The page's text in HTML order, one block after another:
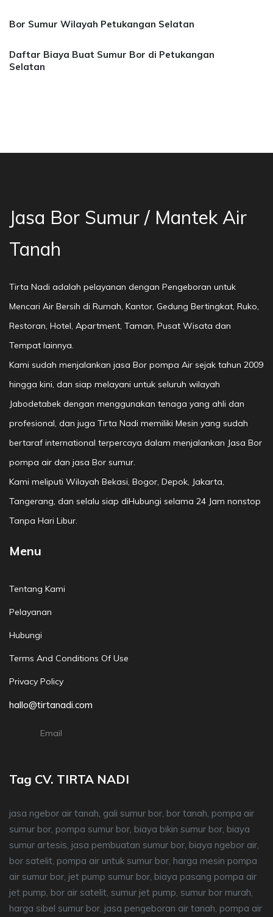
Bor Sumur Wilayah Petukangan Selatan
Daftar Biaya Buat Sumur Bor di Petukangan
Selatan
Jasa Bor Sumur / Mantek Air
Tanah
Tirta Nadi adalah pelayanan dengan Pengeboran untuk
Mencari Air Bersih di Rumah, Kantor, Gedung Bertingkat, Ruko,
Restoran, Hotel, Apartment, Taman, Pusat Wisata dan
Tempat lainnya.
Kami sudah menjalankan jasa Bor pompa Air sejak tahun 2009
hingga kini, dan siap melayani untuk seluruh wilayah
Jabodetabek dengan menggunakan tenaga yang ahli dan
profesional, dan juga Tirta Nadi memiliki Mesin yang sudah
bertaraf international terpercaya dalam menjalankan Jasa Bor
pompa air dan jasa Bor sumur.
Kami meliputi Wilayah Bekasi, Bogor, Depok, Jakarta,
Tangerang, dan selalu siap diHubungi selama 24 Jam nonstop
Tanpa Hari Libur.
Menu
Tentang Kami
Pelayanan
Hubungi
Terms And Conditions Of Use
Privacy Policy
hallo@tirtanadi.com
Email
Tag CV. TIRTA NADI
jasa ngebor air tanah, gali sumur bor, bor tanah, pompa air
sumur bor, pompa sumur bor, biaya bikin sumur bor, biaya
sumur artesis, jasa pembuatan sumur bor, biaya ngebor air,
bor satelit, pompa air untuk sumur bor, harga mesin pompa
air sumur bor, jet pump sumur bor, biaya pasang pompa air
jet pump, bor air satelit, sumur jet pump, sumur bor murah,
harga sibel sumur bor, jasa pengeboran air tanah, pompa air